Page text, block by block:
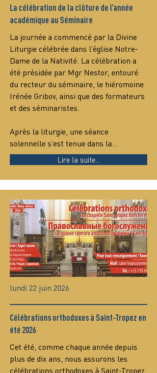
La célébration de la clôture de l’année
académique au Séminaire
La journée a commencé par la Divine
Liturgie célébrée dans l’église Notre-
Dame de la Nativité. La célébration a
été présidée par Mgr Nestor, entouré
du recteur du séminaire, le hiéromoine
Irénée Gribov, ainsi que des formateurs
et des séminaristes.
Après la liturgie, une séance
solennelle s’est tenue dans la…
Lire la suite...
lundi 22 juin 2026
Célébrations orthodoxes à Saint-Tropez en
été 2026
Cet été, comme chaque année depuis
plus de dix ans, nous assurons les
célébrations orthodoxes à Saint-Tropez